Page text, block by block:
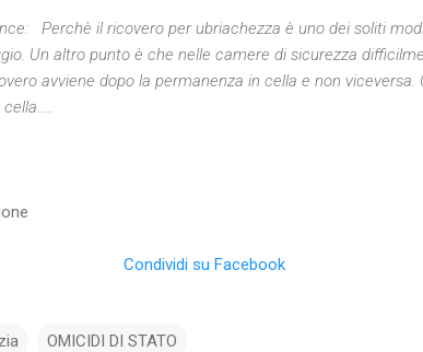
Perchè il ricovero per ubriachezza è uno dei soliti
Un altro punto è che nelle camere di sicurezza
avviene dopo la permanenza in cella e non
Condividi su Facebook
OMICIDI DI STATO